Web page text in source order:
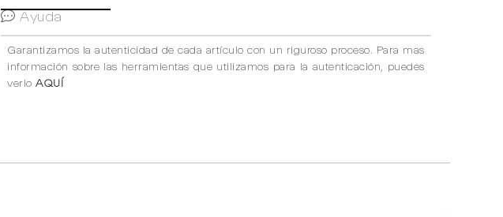
Ayuda
Garantizamos la autenticidad de cada artículo con un riguroso proceso. Para mas
información sobre las herramientas que utilizamos para la autenticación, puedes
verlo AQUÍ